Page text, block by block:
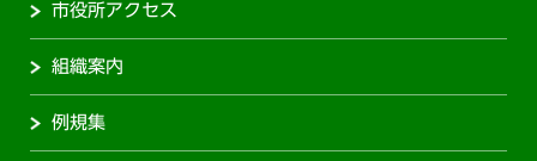
市役所アクセス
組織案内
例規集